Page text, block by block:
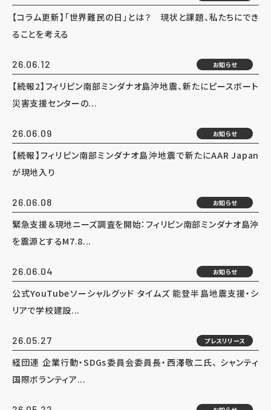
【コラム更新】「世界難民の日」とは？ 現状と課題、私たちにでき
ることを考える
26.06.12 お知らせ
【続報2】フィリピン南部ミンダナオ島沖地震、新たにピースボート
災害支援センターの...
26.06.09 お知らせ
【続報】フィリピン南部ミンダナオ島沖地震で新たにAAR Japan
が現地入り
26.06.08 お知らせ
緊急支援＆現地ニーズ調査を開始：フィリピン南部ミンダナオ島沖
を震源とするM7.8...
26.06.04 お知らせ
公式YouTubeソーシャルグッド タイムズ 能登半島地震支援・シ
リアで学校建設...
26.05.27 プレスリリース
経団連 企業行動・SDGs委員会委員長・西澤敬二氏、 シャンティ
国際ボランティア...